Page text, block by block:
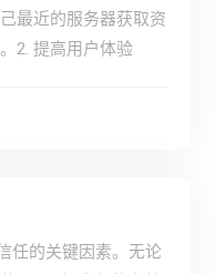
最近的服务器获取资
2. 提高用户体验
任的关键因素。无论